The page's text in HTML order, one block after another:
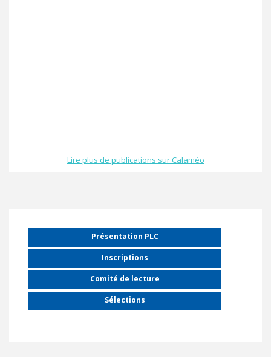
Lire plus de publications sur Calaméo
Présentation PLC
Inscriptions
Comité de lecture
Sélections